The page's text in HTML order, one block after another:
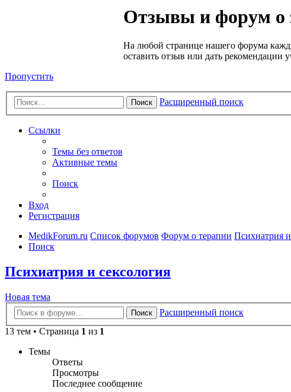
Отзывы и форум о
На любой странице нашего форума
оставить отзыв или дать рекомендации
Пропустить
Поиск Расширенный поиск
Ссылки
Темы без ответов
Активные темы
Поиск
Вход
Регистрация
MedikForum.ru Список форумов Форум о терапии Психиатрия
Поиск
Психиатрия и сексология
Новая тема
Поиск
Расширенный поиск
13 тем • Страница 1 из 1
Темы
Ответы
Просмотры
Последнее сообщение